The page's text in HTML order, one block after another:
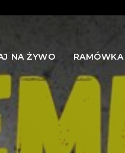
NA ŻYWO RAMÓWKA